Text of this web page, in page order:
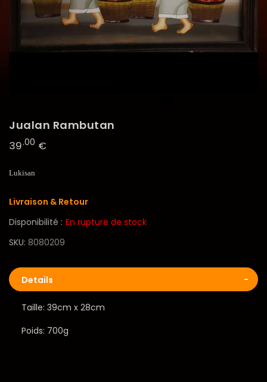
Jualan Rambutan
39.00 €
Lukisan
Livraison & Retour
Disponibilité : En rupture de stock
SKU 8080209
Details
Taille: 39cm x 28cm
Poids: 700g